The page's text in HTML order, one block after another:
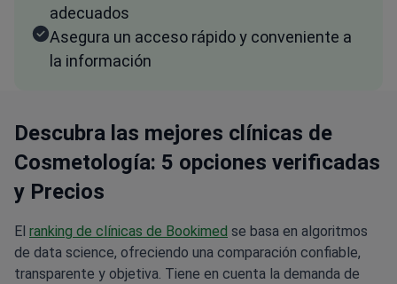
adecuados
Asegura un acceso rápido y conveniente a
la información
Descubra las mejores clínicas de
Cosmetología: 5 opciones verificadas
y Precios
El ranking de clínicas de Bookimed se basa en algoritmos
de data science, ofreciendo una comparación confiable,
transparente y objetiva. Tiene en cuenta la demanda de